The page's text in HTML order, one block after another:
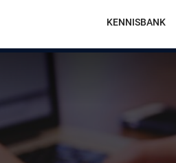
Main
navigation
KENNISBANK